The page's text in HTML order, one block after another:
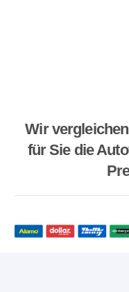
Wir
für Sie die